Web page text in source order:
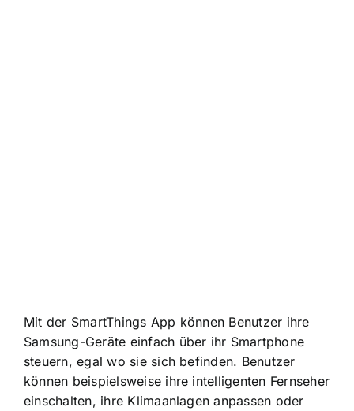
Mit der SmartThings App können Benutzer ihre
Samsung-Geräte einfach über ihr Smartphone
steuern, egal wo sie sich befinden. Benutzer
können beispielsweise ihre intelligenten Fernseher
einschalten, ihre Klimaanlagen anpassen oder